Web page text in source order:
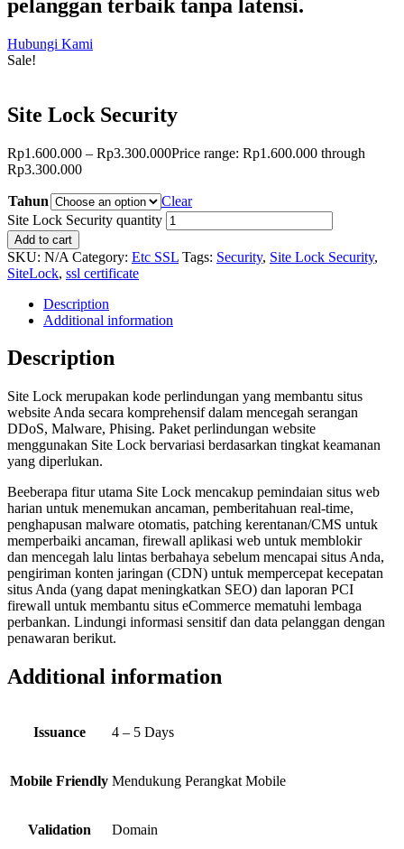
pelanggan terbaik tanpa latensi.
Hubungi Kami
Sale!
Site Lock Security
Rp1.600.000 – Rp3.300.000Price range: Rp1.600.000 through
Rp3.300.000
Tahun
Clear
Site Lock Security quantity
Add to cart
SKU: N/A Category: Etc SSL Tags: Security, Site Lock Security,
SiteLock, ssl certificate
Description
Additional information
Description
Site Lock merupakan kode perlindungan yang membantu situs
website Anda secara komprehensif dalam mencegah serangan
DDoS, Malware, Phising. Paket perlindungan website
menggunakan Site Lock bervariasi berdasarkan tingkat keamanan
yang diperlukan.
Beeberapa fitur utama Site Lock mencakup pemindaian situs web
harian untuk menemukan ancaman, pemberitahuan real-time,
penghapusan malware otomatis, patching kerentanan/CMS untuk
memperbaiki ancaman, firewall aplikasi web untuk memblokir
dan mencegah lalu lintas berbahaya sebelum mencapai situs Anda,
pengiriman konten jaringan (CDN) untuk mempercepat kecepatan
situs Anda (yang dapat meningkatkan SEO) dan laporan PCI
firewall untuk membantu situs eCommerce mematuhi lembaga
perbankan. Lindungi informasi sensitif dan data pelanggan dengan
penawaran berikut.
Additional information
Issuance 4 – 5 Days
Mobile Friendly Mendukung Perangkat Mobile
Validation Domain